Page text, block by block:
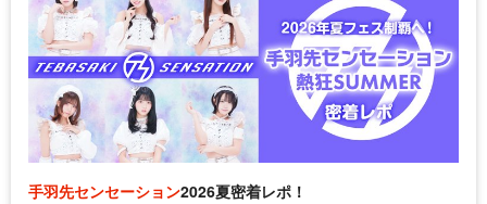
手羽先センセーション2026夏密着レポ！